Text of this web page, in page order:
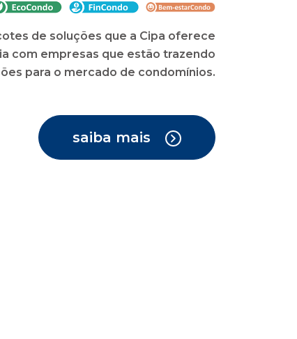
de soluções que a Cipa oferece
com empresas que estão trazendo
para o mercado de condomínios.
saiba mais